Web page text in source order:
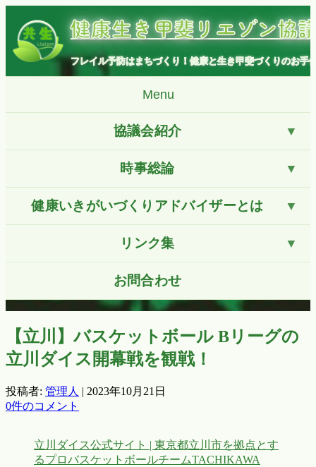
ン
キ
健康生き甲斐リエゾン協
フレイル予防はまちづくり！健康と生き甲斐づくりのお手
Menu
協議会紹介
時事総論
健康いきがいづくりアドバイザーとは
リンク集
お問合わせ
【立川】バスケットボール Bリーグの
立川ダイス開幕戦を観戦！
投稿者: 管理人 | 2023年10月21日
0件のコメント
立川ダイス公式サイト | 東京都立川市を拠点とす
るプロバスケットボールチームTACHIKAWA